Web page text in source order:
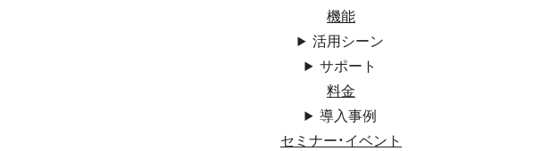
機能
活用シーン
サポート
料金
導入事例
セミナー・イベント